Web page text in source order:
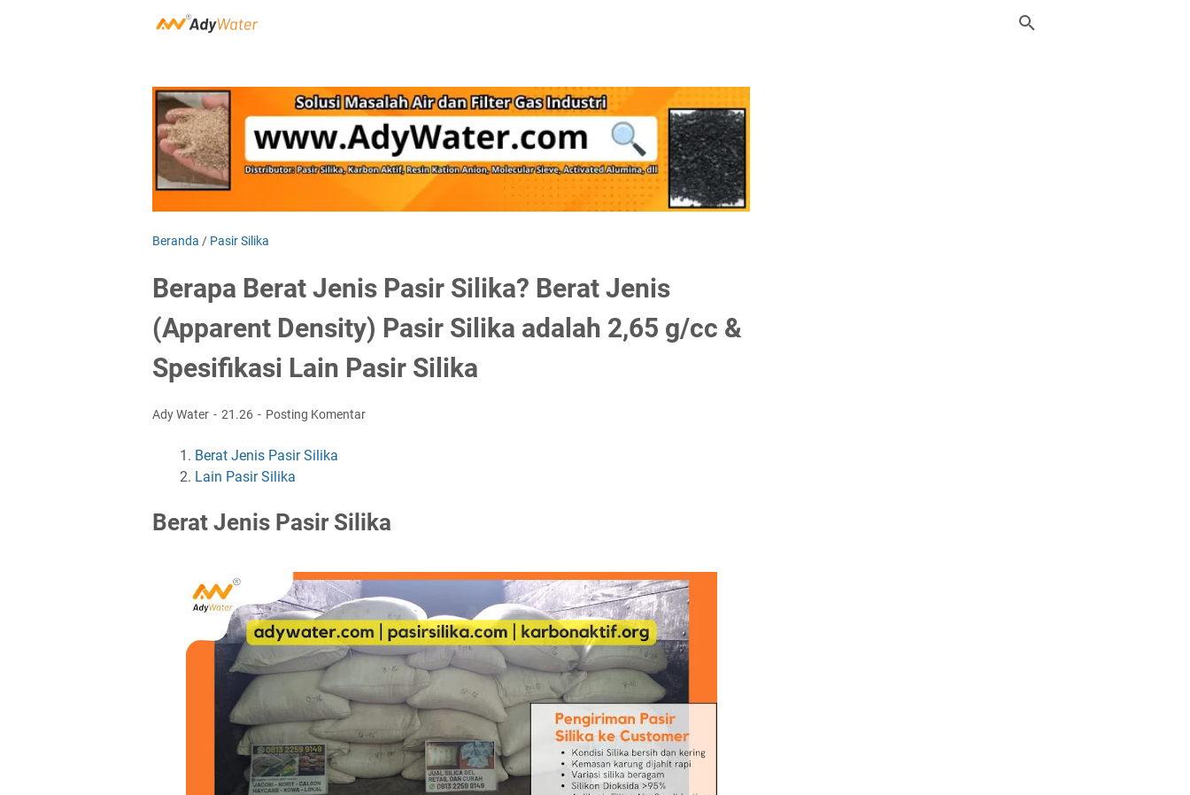
Beranda / Pasir Silika
Berapa Berat Jenis Pasir Silika? Berat Jenis
(Apparent Density) Pasir Silika adalah 2,65 g/cc &
Spesifikasi Lain Pasir Silika
Ady Water 21.26 Posting Komentar
Berat Jenis Pasir Silika
Lain Pasir Silika
Berat Jenis Pasir Silika